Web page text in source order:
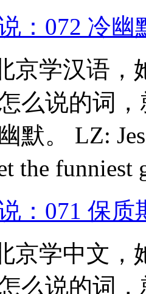
：072 冷幽
京学汉语
么说的词
默。 LZ:
the funniest
：071 保质
京学中文
么说的词